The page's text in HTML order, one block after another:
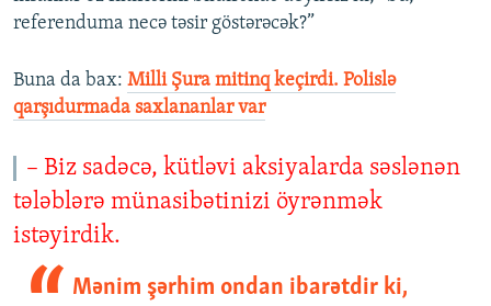
referenduma necə təsir göstərəcək?”
Buna da bax:​ Milli Şura mitinq keçirdi. Polislə
qarşıdurmada saxlananlar var
– Biz sadəcə, kütləvi aksiyalarda səslənən
tələblərə münasibətinizi öyrənmək
istəyirdik.
Mənim şərhim ondan ibarətdir ki,